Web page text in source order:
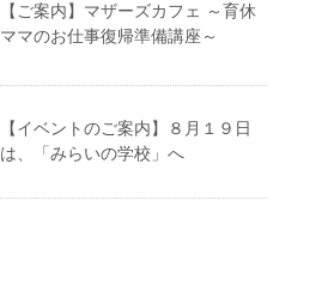
【ご案内】マザーズカフェ ～育休
ママのお仕事復帰準備講座～
【イベントのご案内】８月１９日
は、「みらいの学校」へ